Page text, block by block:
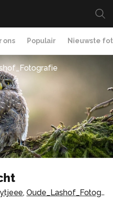
ons Populair Nieuwste
,Oude_Lashof_Fotografie